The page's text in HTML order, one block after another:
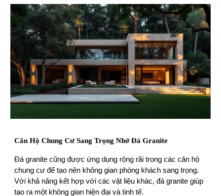
Căn Hộ Chung Cư Sang Trọng Nhờ Đá Granite
Đá granite cũng được ứng dụng rộng rãi trong các căn hộ
chung cư để tạo nên không gian phòng khách sang trọng.
Với khả năng kết hợp với các vật liệu khác, đá granite giúp
tạo ra một không gian hiện đại và tinh tế.